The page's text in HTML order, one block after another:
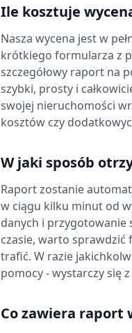
Ile kosztuje
Nasza wycena jest w
krótkiego formularza z
szczegółowy raport na
szybki, prosty i
swojej nieruchomości
kosztów czy
W jaki sposób
Raport zostanie
w ciągu kilku minut od
danych i przygotowanie
czasie, warto sprawdzić
trafić. W razie
pomocy - wystarczy się
Co zawiera raport